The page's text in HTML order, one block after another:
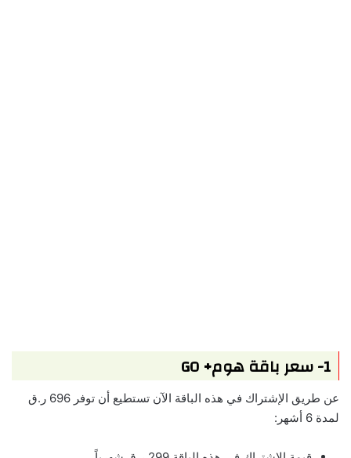
1- سعر باقة هوم+ GO
عن طريق الإشتراك في هذه الباقة الآن تستطيع أن توفر 696 ر.ق
لمدة 6 أشهر: